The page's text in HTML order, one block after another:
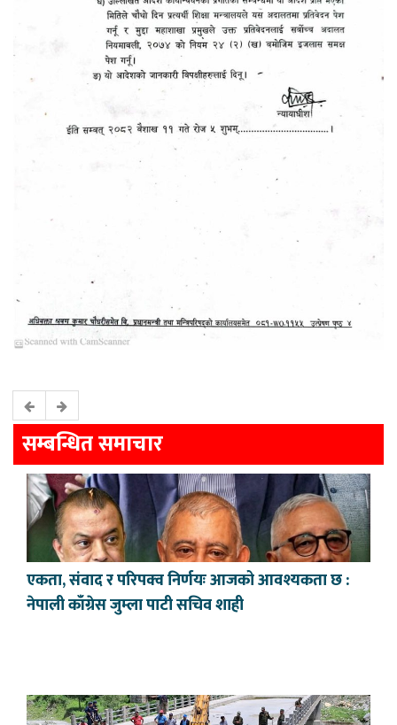
सम्बन्धित समाचार
एकता, संवाद र परिपक्व निर्णयः आजको आवश्यकता छ :
नेपाली काँग्रेस जुम्ला पाटी सचिव शाही